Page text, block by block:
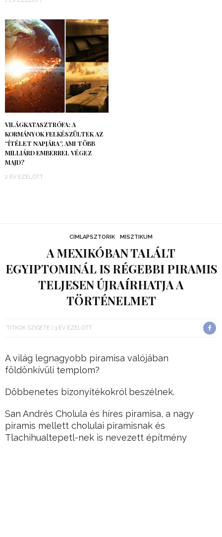
VILÁGKATASZTRÓFA: A
KORMÁNYOK FELKÉSZÜLTEK AZ
“ÍTÉLET NAPJÁRA”, AMI TÖBB
MILLIÁRD EMBERREL VÉGEZ
MAJD?
2 ÉV EZELŐTT
CÍMLAPSZTORIK MISZTIKUM
A MEXIKÓBAN TALÁLT
EGYIPTOMINÁL IS RÉGEBBI PIRAMIS
TELJESEN ÚJRAÍRHATJA A
TÖRTÉNELMET
TITKOK SZIGETE 3 ÉV EZELŐTT
A világ legnagyobb piramisa valójában
földönkívüli templom?
Döbbenetes bizonyítékokról beszélnek.
San Andrés Cholula és híres piramisa, a nagy
piramis mellett cholulai piramisnak és
Tlachihualtepetl-nek is nevezett építmény